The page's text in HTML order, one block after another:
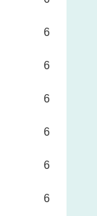
6
6
6
6
6
6